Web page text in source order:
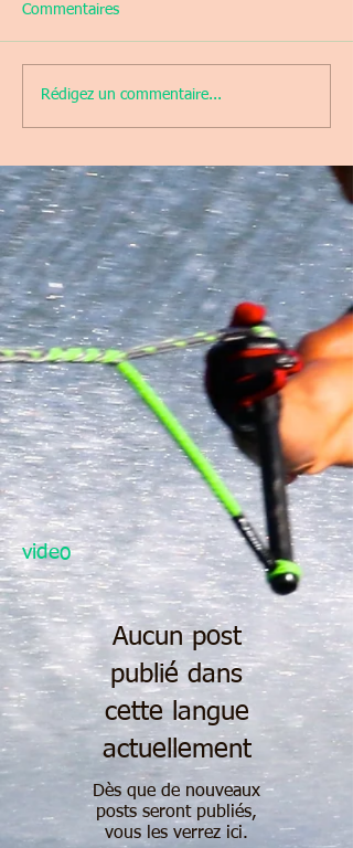
Commentaires
Rédigez un commentaire...
video
Aucun post
publié dans
cette langue
actuellement
Dès que de nouveaux
posts seront publiés,
vous les verrez ici.